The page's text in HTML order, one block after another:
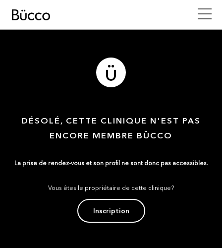
DÉSOLÉ, CETTE CLINIQUE N'EST PAS
ENCORE MEMBRE BÜCCO
La prise de rendez-vous et son profil ne sont donc pas accessibles.
Vous êtes le propriétaire de cette clinique?
Inscription